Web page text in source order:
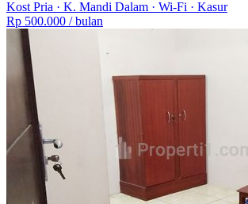
Kost Pria · K. Mandi Dalam · Wi-Fi · Kasur
Rp 500.000 / bulan